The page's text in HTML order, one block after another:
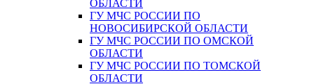
ОБЛАСТИ
ГУ МЧС РОССИИ ПО
НОВОСИБИРСКОЙ ОБЛАСТИ
ГУ МЧС РОССИИ ПО ОМСКОЙ
ОБЛАСТИ
ГУ МЧС РОССИИ ПО ТОМСКОЙ
ОБЛАСТИ